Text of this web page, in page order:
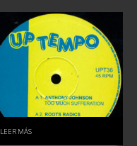
LEER MÁS